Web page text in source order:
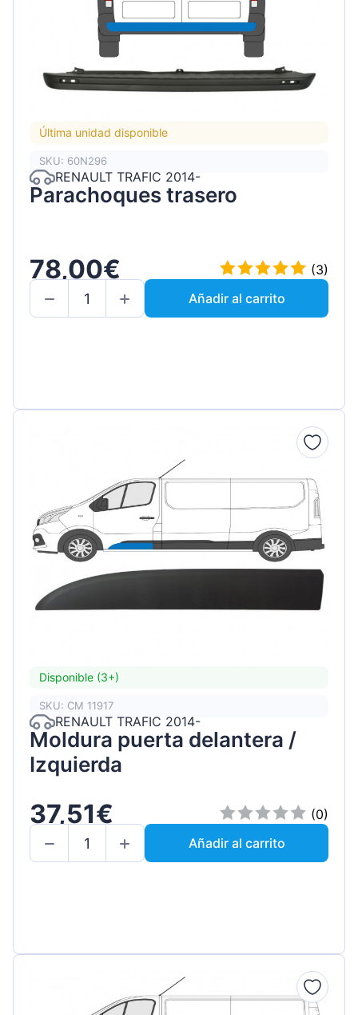
Última unidad disponible
SKU: 60N296
RENAULT TRAFIC 2014-
Parachoques trasero
78,00€
(3)
Añadir al carrito
Disponible (3+)
SKU: CM 11917
RENAULT TRAFIC 2014-
Moldura puerta delantera /
Izquierda
37,51€
(0)
Añadir al carrito